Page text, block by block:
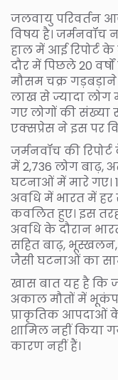
जलवायु परिवर्तन
विषय है।
हाल में आई रिपोर्ट
दौर में पिछले 20
मौसम चक्र
लाख से ज्यादा लोग
गए लोगों की संख्या
एक्सप्रेस ने इस पर
जर्मनवॉच की
में 2,736 लोग बाढ़,
घटनाओं में मारे गए।
अवधि में भारत में
कवलित हुए। इस
अवधि के दौरान
सहित बाढ़, भूस्खलन,
जैसी घटनाओं का
खास बात यह है कि
अकाल मौतों में
प्राकृतिक आपदाओं के
शामिल नहीं किया
कारण नहीं हैं।